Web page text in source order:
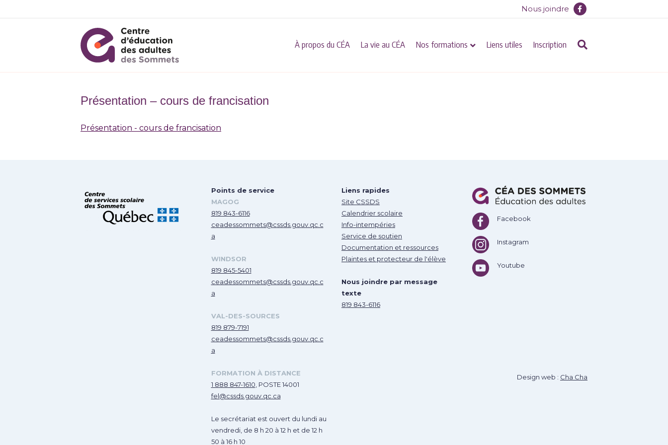
Nous joindre F
a
o
o
À propos du CÉA La vie au CÉA Nos formations Liens utiles Inscription
Présentation – cours de francisation
Présentation - cours de francisation
Points de service
MAGOG
819 843-6116
ceadessommets@cssds.gouv.qc.c
a
WINDSOR
819 845-5401
ceadessommets@cssds.gouv.qc.c
a
VAL-DES-SOURCES
819 879-7191
ceadessommets@cssds.gouv.qc.c
a
FORMATION À DISTANCE
1 888 847-1610 , POSTE 14001
fel@cssds.gouv.qc.ca
Le secrétariat est ouvert du lundi au
vendredi, de 8 h 20 à 12 h et de 12 h
50 à 16 h 10
Liens rapides
Site CSSDS
Calendrier scolaire
Info-intempéries
Service de soutien
Documentation et ressources
Plaintes et protecteur de l'élève
Nous joindre par message
texte
819 843-6116
Facebook
Instagram
Youtube
Design web : Cha Cha